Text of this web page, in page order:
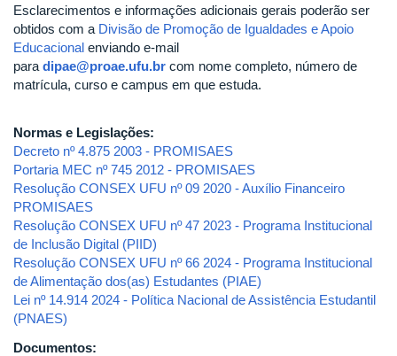
Esclarecimentos e informações adicionais gerais poderão ser
obtidos com a Divisão de Promoção de Igualdades e Apoio
Educacional enviando e-mail
para dipae@proae.ufu.br com nome completo, número de
matrícula, curso e campus em que estuda.
Normas e Legislações:
Decreto nº 4.875 2003 - PROMISAES
Portaria MEC nº 745 2012 - PROMISAES
Resolução CONSEX UFU nº 09 2020 - Auxílio Financeiro
PROMISAES
Resolução CONSEX UFU nº 47 2023 - Programa Institucional
de Inclusão Digital (PIID)
Resolução CONSEX UFU nº 66 2024 - Programa Institucional
de Alimentação dos(as) Estudantes (PIAE)
Lei nº 14.914 2024 - Política Nacional de Assistência Estudantil
(PNAES)
Documentos: